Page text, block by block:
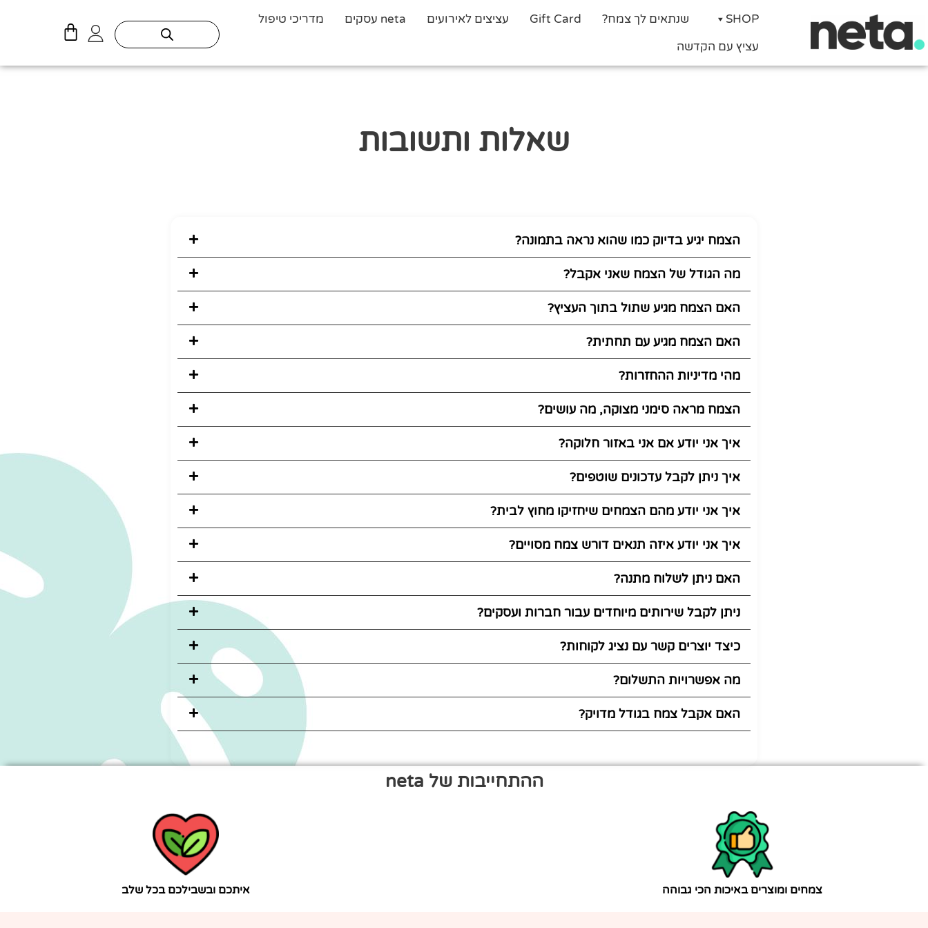
SHOP שנתאים לך צמח? Gift Card עציצים לאירועים neta עסקים
מדריכי טיפול
עציץ עם הקדשה
עגלת
שאלות ותשובות
הצמח יגיע בדיוק כמו שהוא נראה בתמונה?
מה הגודל של הצמח שאני אקבל?
האם הצמח מגיע שתול בתוך העציץ?
האם הצמח מגיע עם תחתית?
מהי מדיניות ההחזרות?
הצמח מראה סימני מצוקה, מה עושים?
איך אני יודע אם אני באזור חלוקה?
איך ניתן לקבל עדכונים שוטפים?
איך אני יודע מהם הצמחים שיחזיקו מחוץ לבית?
איך אני יודע איזה תנאים דורש צמח מסויים?
האם ניתן לשלוח מתנה?
ניתן לקבל שירותים מיוחדים עבור חברות ועסקים?
כיצד יוצרים קשר עם נציג לקוחות?
מה אפשרויות התשלום?
האם אקבל צמח בגודל מדויק?
ההתחייבות של neta
צמחים ומוצרים באיכות הכי גבוהה איתכם ובשבילכם בכל שלב